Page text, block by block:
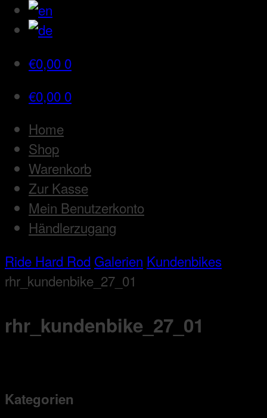
€0,00 0
€0,00 0
Home
Shop
Warenkorb
Zur Kasse
Mein Benutzerkonto
Händlerzugang
Ride Hard Rod Galerien Kundenbikes
rhr_kundenbike_27_01
rhr_kundenbike_27_01
Kategorien